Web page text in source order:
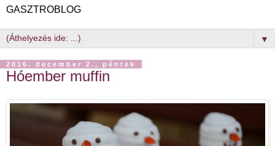
GASZTROBLOG
▼
2016. december 2., péntek
Hóember muffin